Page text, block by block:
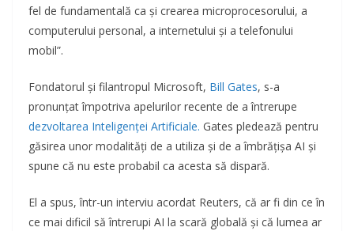
fel de fundamentală ca și crearea microprocesorului, a
computerului personal, a internetului și a telefonului
mobil”.
Fondatorul și filantropul Microsoft, Bill Gates, s-a
pronunțat împotriva apelurilor recente de a întrerupe
dezvoltarea Inteligenței Artificiale. Gates pledează pentru
găsirea unor modalități de a utiliza și de a îmbrățișa AI și
spune că nu este probabil ca acesta să dispară.
El a spus, într-un interviu acordat Reuters, că ar fi din ce în
ce mai dificil să întrerupi AI la scară globală și că lumea ar